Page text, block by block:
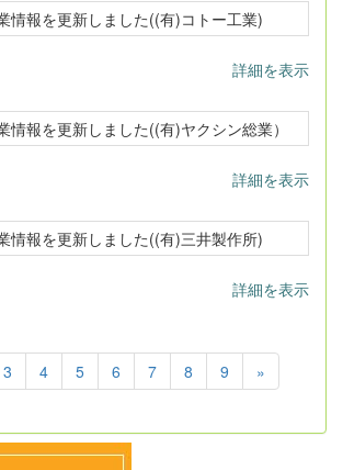
情報を更新しました((有)コトー工業)
詳細を表示
情報を更新しました((有)ヤクシン総業）
詳細を表示
情報を更新しました((有)三井製作所)
詳細を表示
3 4 5 6 7 8 9 »